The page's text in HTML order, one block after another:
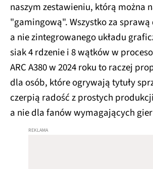
naszym zestawieniu, którą można
"gamingową". Wszystko za
a nie zintegrowanego układu
siak 4 rdzenie i 8 wątków w
ARC A380 w 2024 roku to raczej
dla osób, które ogrywają tytuły
czerpią radość z prostych
a nie dla fanów wymagających gier